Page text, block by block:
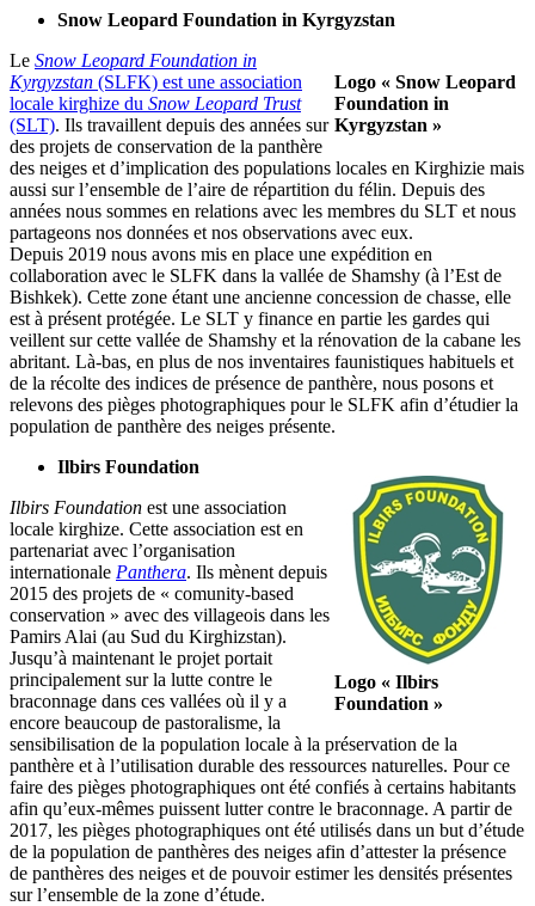
Snow Leopard Foundation in Kyrgyzstan
Logo « Snow Leopard
Foundation in
Kyrgyzstan »
Le Snow Leopard Foundation in
Kyrgyzstan (SLFK) est une association
locale kirghize du Snow Leopard Trust
(SLT). Ils travaillent depuis des années sur
des projets de conservation de la panthère
des neiges et d’implication des populations locales en Kirghizie mais
aussi sur l’ensemble de l’aire de répartition du félin. Depuis des
années nous sommes en relations avec les membres du SLT et nous
partageons nos données et nos observations avec eux.
Depuis 2019 nous avons mis en place une expédition en
collaboration avec le SLFK dans la vallée de Shamshy (à l’Est de
Bishkek). Cette zone étant une ancienne concession de chasse, elle
est à présent protégée. Le SLT y finance en partie les gardes qui
veillent sur cette vallée de Shamshy et la rénovation de la cabane les
abritant. Là-bas, en plus de nos inventaires faunistiques habituels et
de la récolte des indices de présence de panthère, nous posons et
relevons des pièges photographiques pour le SLFK afin d’étudier la
population de panthère des neiges présente.
Ilbirs Foundation
Logo « Ilbirs
Foundation »
Ilbirs Foundation est une association
locale kirghize. Cette association est en
partenariat avec l’organisation
internationale Panthera. Ils mènent depuis
2015 des projets de « comunity-based
conservation » avec des villageois dans les
Pamirs Alai (au Sud du Kirghizstan).
Jusqu’à maintenant le projet portait
principalement sur la lutte contre le
braconnage dans ces vallées où il y a
encore beaucoup de pastoralisme, la
sensibilisation de la population locale à la préservation de la
panthère et à l’utilisation durable des ressources naturelles. Pour ce
faire des pièges photographiques ont été confiés à certains habitants
afin qu’eux-mêmes puissent lutter contre le braconnage. A partir de
2017, les pièges photographiques ont été utilisés dans un but d’étude
de la population de panthères des neiges afin d’attester la présence
de panthères des neiges et de pouvoir estimer les densités présentes
sur l’ensemble de la zone d’étude.